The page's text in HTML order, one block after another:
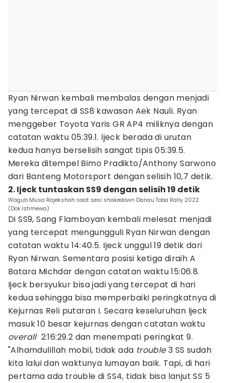
Ryan Nirwan kembali membalas dengan menjadi
yang tercepat di SS8 kawasan Aek Nauli. Ryan
menggeber Toyota Yaris GR AP4 miliknya dengan
catatan waktu 05:39.1. Ijeck berada di urutan
kedua hanya berselisih sangat tipis 05:39.5.
Mereka ditempel Bimo Pradikto/Anthony Sarwono
dari Banteng Motorsport dengan selisih 10,7 detik.
2. Ijeck tuntaskan SS9 dengan selisih 19 detik
Wagub Musa Rajekshah saat sesi shakedown Danau Toba Rally 2022
(Dok.Istimewa)
Di SS9, Sang Flamboyan kembali melesat menjadi
yang tercepat mengungguli Ryan Nirwan dengan
catatan waktu 14:40.5. Ijeck unggul 19 detik dari
Ryan Nirwan. Sementara posisi ketiga diraih A
Batara Michdar dengan catatan waktu 15:06.8.
Ijeck bersyukur bisa jadi yang tercepat di hari
kedua sehingga bisa memperbaiki peringkatnya di
Kejurnas Reli putaran I. Secara keseluruhan Ijeck
masuk 10 besar kejurnas dengan catatan waktu
overall2:16:29.2 dan menempati peringkat 9.
"Alhamdulillah mobil, tidak ada trouble3 SS sudah
kita lalui dan waktunya lumayan baik. Tapi, di hari
pertama ada trouble di SS4, tidak bisa lanjut SS 5